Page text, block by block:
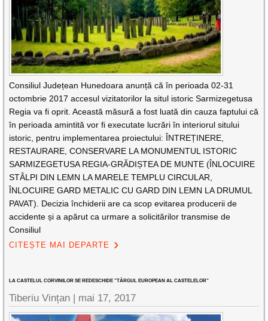
Consiliul Județean Hunedoara anunță că în perioada 02-31
octombrie 2017 accesul vizitatorilor la situl istoric Sarmizegetusa
Regia va fi oprit. Această măsură a fost luată din cauza faptului că
în perioada amintită vor fi executate lucrări în interiorul sitului
istoric, pentru implementarea proiectului: ÎNTREȚINERE,
RESTAURARE, CONSERVARE LA MONUMENTUL ISTORIC
SARMIZEGETUSA REGIA-GRĂDIȘTEA DE MUNTE (ÎNLOCUIRE
STÂLPI DIN LEMN LA MARELE TEMPLU CIRCULAR,
ÎNLOCUIRE GARD METALIC CU GARD DIN LEMN LA DRUMUL
PAVAT). Decizia închiderii are ca scop evitarea producerii de
accidente și a apărut ca urmare a solicitărilor transmise de
Consiliul
CITEȘTE MAI DEPARTE
LA CASTELUL CORVINILOR SE REDESCHIDE ”TÂRGUL EUROPEAN AL CASTELELOR”
Tiberiu Vințan | mai 17, 2017